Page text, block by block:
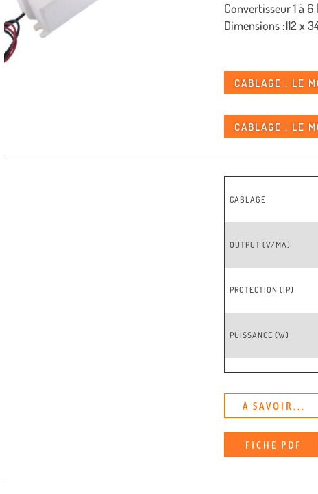
Convertisseur 1 à 6
Dimensions :112 x
CABLAGE : LE
CABLAGE : LE
CABLAGE
OUTPUT (V/MA)
PROTECTION (IP)
PUISSANCE (W)
À SAVOIR...
FICHE PDF